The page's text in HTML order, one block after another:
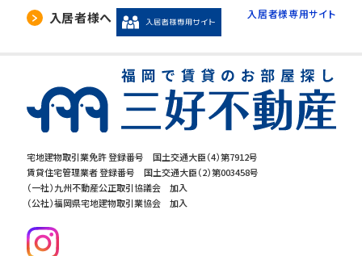
宅地建物取引業免許 登録番号 国土交通大臣（4）第7912号
賃貸住宅管理業者 登録番号 国土交通大臣（2）第003458号
（一社）九州不動産公正取引協議会 加入
（公社）福岡県宅地建物取引業協会 加入
入居者様へ 入居者様専用サイト